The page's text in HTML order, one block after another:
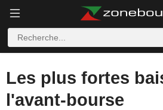
Les plus fortes
l'avant-bourse